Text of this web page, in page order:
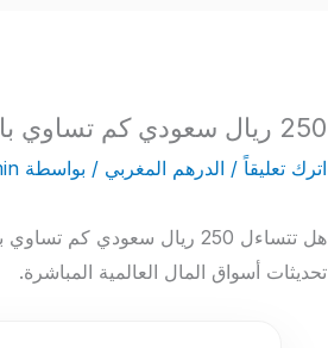
250 ريال سعودي كم تساوي بالدرهم المغربي؟ تحويل العملات اللحظي
اترك تعليقاً / الدرهم المغربي / بواسطة
هل تتساءل 250 ريال سعودي
تحديثات أسواق المال العالمية المباشرة.